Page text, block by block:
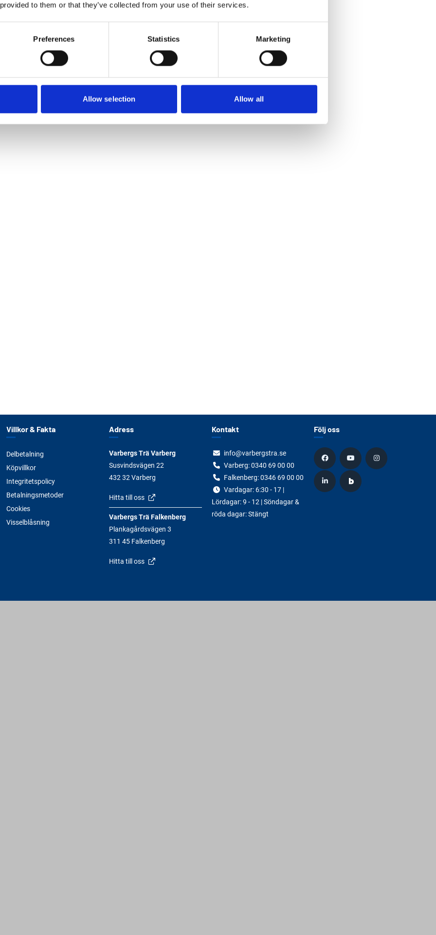
to them or that they’ve collected from your use of their services.
Preferences Statistics Marketing
Allow selection Allow all
Villkor & Fakta
Delbetalning
Köpvillkor
Integritetspolicy
Betalningsmetoder
Cookies
Visselblåsning
Adress
Varbergs Trä Varberg
Susvindsvägen 22
432 32 Varberg
Hitta till oss
Varbergs Trä Falkenberg
Plankagårdsvägen 3
311 45 Falkenberg
Hitta till oss
Kontakt
info@varbergstra.se
Varberg:0340 69 00 00
Falkenberg:0346 69 00 00
Vardagar: 6:30 - 17 |
Lördagar: 9 - 12 | Söndagar &
röda dagar: Stängt
Följ oss